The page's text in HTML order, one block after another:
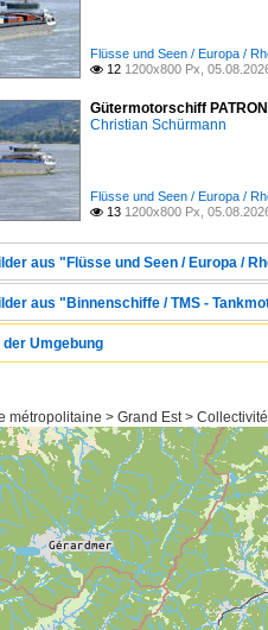
Flüsse und Seen / Europa /
 12 1200x800 Px,
Gütermotorschiff
Christian Schürmann
Flüsse und Seen / Europa /
 13 1200x800 Px,
aus "Flüsse und Seen / Europa /
aus "Binnenschiffe / TMS -
der Umgebung
métropolitaine > Grand Est >